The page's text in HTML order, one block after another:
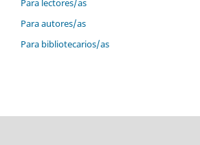
Para lectores/as
Para autores/as
Para bibliotecarios/as